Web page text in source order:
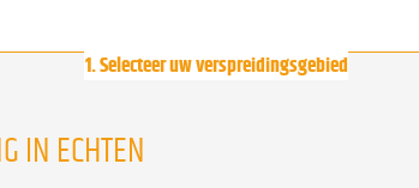
1. Selecteer uw verspreidingsgebied
IN ECHTEN